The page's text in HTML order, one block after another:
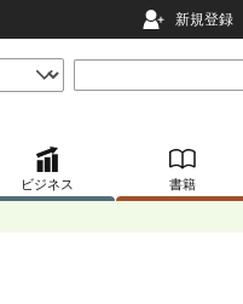
新規登録
ビジネス 書籍